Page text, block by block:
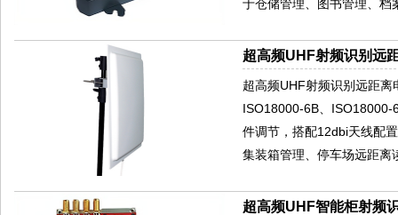
于仓储管理、图书管理、档
超高频UHF射频识别远
超高频UHF射频识别远距
ISO18000-6B、ISO18000-
件调节，搭配12dbi天线配
集装箱管理、停车场远距离
超高频UHF智能柜射频